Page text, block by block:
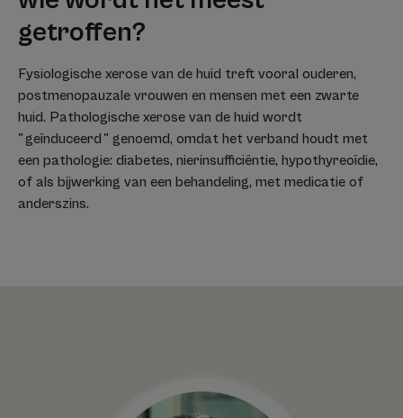
getroffen?
Fysiologische xerose van de huid treft vooral ouderen,
postmenopauzale vrouwen en mensen met een zwarte
huid. Pathologische xerose van de huid wordt
" geïnduceerd " genoemd, omdat het verband houdt met
een pathologie: diabetes, nierinsufficiëntie, hypothyreoïdie,
of als bijwerking van een behandeling, met medicatie of
anderszins.